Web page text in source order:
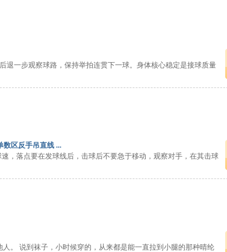
退一步观察球路，保持举拍连贯下一球。身体核心稳定是接球质量
数区反手吊直线 ...
，落点要在发球线后，击球后不要急于移动，观察对手，在其击球
。 说到袜子，小时候穿的，从来都是能一直拉到小腿的那种晴纶